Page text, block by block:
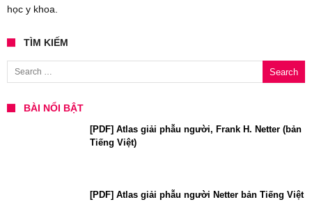
học y khoa.
TÌM KIẾM
Search for:
BÀI NỔI BẬT
[PDF] Atlas giải phẫu người, Frank H. Netter (bản
Tiếng Việt)
[PDF] Atlas giải phẫu người Netter bản Tiếng Việt